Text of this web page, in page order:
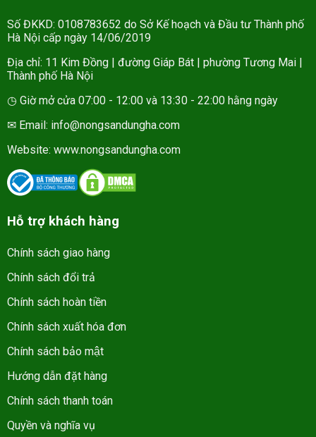
Số ĐKKD: 0108783652 do Sở Kế hoạch và Đầu tư Thành phố
Hà Nội cấp ngày 14/06/2019
Địa chỉ: 11 Kim Đồng | đường Giáp Bát | phường Tương Mai |
Thành phố Hà Nội
◷ Giờ mở cửa 07:00 - 12:00 và 13:30 - 22:00 hằng ngày
✉ Email: info@nongsandungha.com
Website: www.nongsandungha.com
Hỗ trợ khách hàng
Chính sách giao hàng
Chính sách đổi trả
Chính sách hoàn tiền
Chính sách xuất hóa đơn
Chính sách bảo mật
Hướng dẫn đặt hàng
Chính sách thanh toán
Quyền và nghĩa vụ